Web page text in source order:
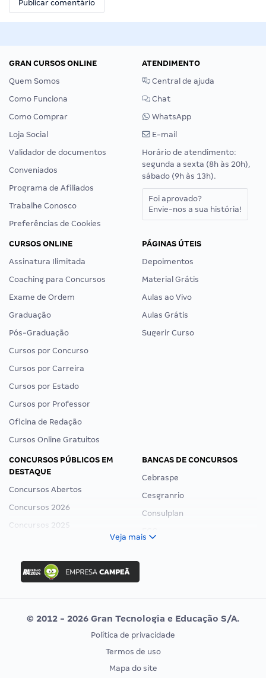
GRAN CURSOS ONLINE
Quem Somos
Como Funciona
Como Comprar
Loja Social
Validador de documentos
Conveniados
Programa de Afiliados
Trabalhe Conosco
Preferências de Cookies
ATENDIMENTO
Central de ajuda
Chat
WhatsApp
E-mail
Horário de atendimento:
segunda a sexta (8h às 20h),
sábado (9h às 13h).
Foi aprovado?
Envie-nos a sua história!
CURSOS ONLINE
Assinatura Ilimitada
Coaching para Concursos
Exame de Ordem
Graduação
Pós-Graduação
Cursos por Concurso
Cursos por Carreira
Cursos por Estado
Cursos por Professor
Oficina de Redação
Cursos Online Gratuitos
PÁGINAS ÚTEIS
Depoimentos
Material Grátis
Aulas ao Vivo
Aulas Grátis
Sugerir Curso
CONCURSOS PÚBLICOS EM
DESTAQUE
Concursos Abertos
Concursos 2026
Concursos 2025
Concurso Ibama
Concurso MPU
Editais publicados
BANCAS DE CONCURSOS
Cebraspe
Cesgranrio
Consulplan
Vunesp
CONCURSOS POR PROFISSÃO
EXAME DE ORDEM
Veja mais
© 2012 - 2026 Gran Tecnologia e Educação S/A.
Política de privacidade
Termos de uso
Mapa do site